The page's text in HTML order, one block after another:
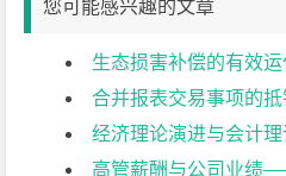
您可能感兴趣的文章
生态损害补偿的有效
合并报表交易事项的抵销研究——以南
经济理论演进与会计
高管薪酬与公司业绩——基于文化、体